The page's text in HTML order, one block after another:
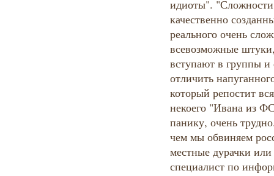
идиоты".
качественно
реального очень
всевозможные
вступают в группы и
отличить
который репостит
некоего "Ивана из
панику, очень
чем мы обвиняем
местные дурачки
специалист по